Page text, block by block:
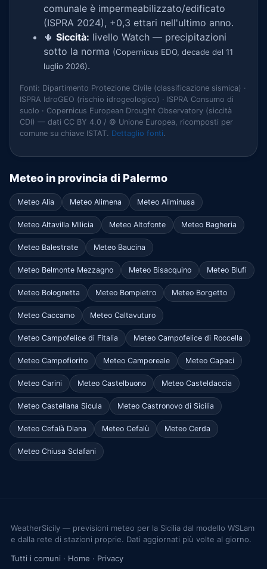
comunale è impermeabilizzato/edificato
(ISPRA 2024), +0,3 ettari nell'ultimo anno.
🌵 Siccità: livello Watch — precipitazioni
sotto la norma (Copernicus EDO, decade del 11
luglio 2026).
Fonti: Dipartimento Protezione Civile (classificazione sismica) ·
ISPRA IdroGEO (rischio idrogeologico) · ISPRA Consumo di
suolo · Copernicus European Drought Observatory (siccità
CDI) — dati CC BY 4.0 / © Unione Europea, ricomposti per
comune su chiave ISTAT. Dettaglio fonti.
Meteo in provincia di Palermo
Meteo Alia Meteo Alimena Meteo Aliminusa
Meteo Altavilla Milicia Meteo Altofonte Meteo Bagheria
Meteo Balestrate Meteo Baucina
Meteo Belmonte Mezzagno Meteo Bisacquino Meteo Blufi
Meteo Bolognetta Meteo Bompietro Meteo Borgetto
Meteo Caccamo Meteo Caltavuturo
Meteo Campofelice di Fitalia Meteo Campofelice di Roccella
Meteo Campofiorito Meteo Camporeale Meteo Capaci
Meteo Carini Meteo Castelbuono Meteo Casteldaccia
Meteo Castellana Sicula Meteo Castronovo di Sicilia
Meteo Cefalà Diana Meteo Cefalù Meteo Cerda
Meteo Chiusa Sclafani
WeatherSicily — previsioni meteo per la Sicilia dal modello WSLam
e dalla rete di stazioni proprie. Dati aggiornati più volte al giorno.
Tutti i comuni · Home · Privacy